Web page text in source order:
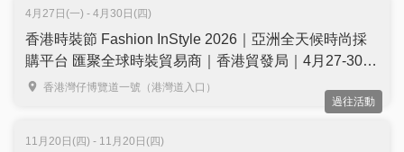
4月27日(一) - 4月30日(四)
香港時裝節 Fashion InStyle 2026｜亞洲全天候時尚採
購平台 匯聚全球時裝貿易商｜香港貿發局｜4月27-30日
｜免費登記入場
香港灣仔博覽道一號（港灣道入口）
過往活動
11月20日(四) - 11月20日(四)